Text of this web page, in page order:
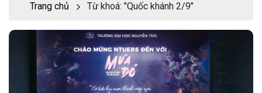
Trang chủ Từ khoá: "Quốc khánh 2/9"